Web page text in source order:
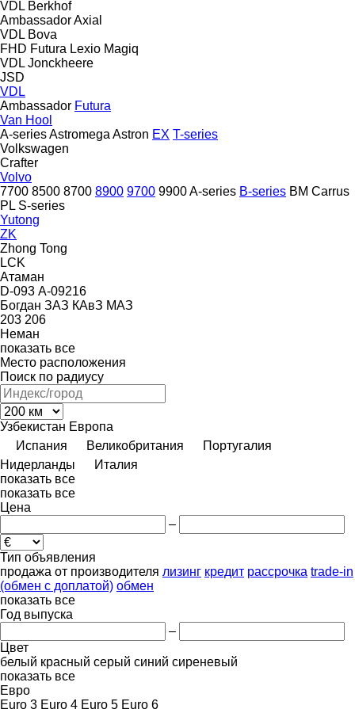
VDL Berkhof
AmbassadorAxial
VDL Bova
FHD Futura Lexio Magiq
VDL Jonckheere
JSD
VDL
Ambassador Futura
Van Hool
A-seriesAstromega Astron EX T-series
Volkswagen
Crafter
Volvo
7700 8500 8700 8900 9700 9900A-series B-series BM Carrus
PL S-series
Yutong
ZK
Zhong Tong
LCK
Атаман
D-093 А-09216
Богдан ЗАЗ КАвЗ МАЗ
203 206
Неман
показать все
Место расположения
Поиск по радиусу
Узбекистан Европа
Испания
Великобритания
Португалия
Нидерланды
Италия
показать все
показать все
Цена
–
Тип объявления
продажа от производителя лизинг кредит рассрочка trade-in
(обмен с доплатой) обмен
показать все
Год выпуска
–
Цвет
белый красный серый синий сиреневый
показать все
Евро
Euro 3 Euro 4 Euro 5 Euro 6